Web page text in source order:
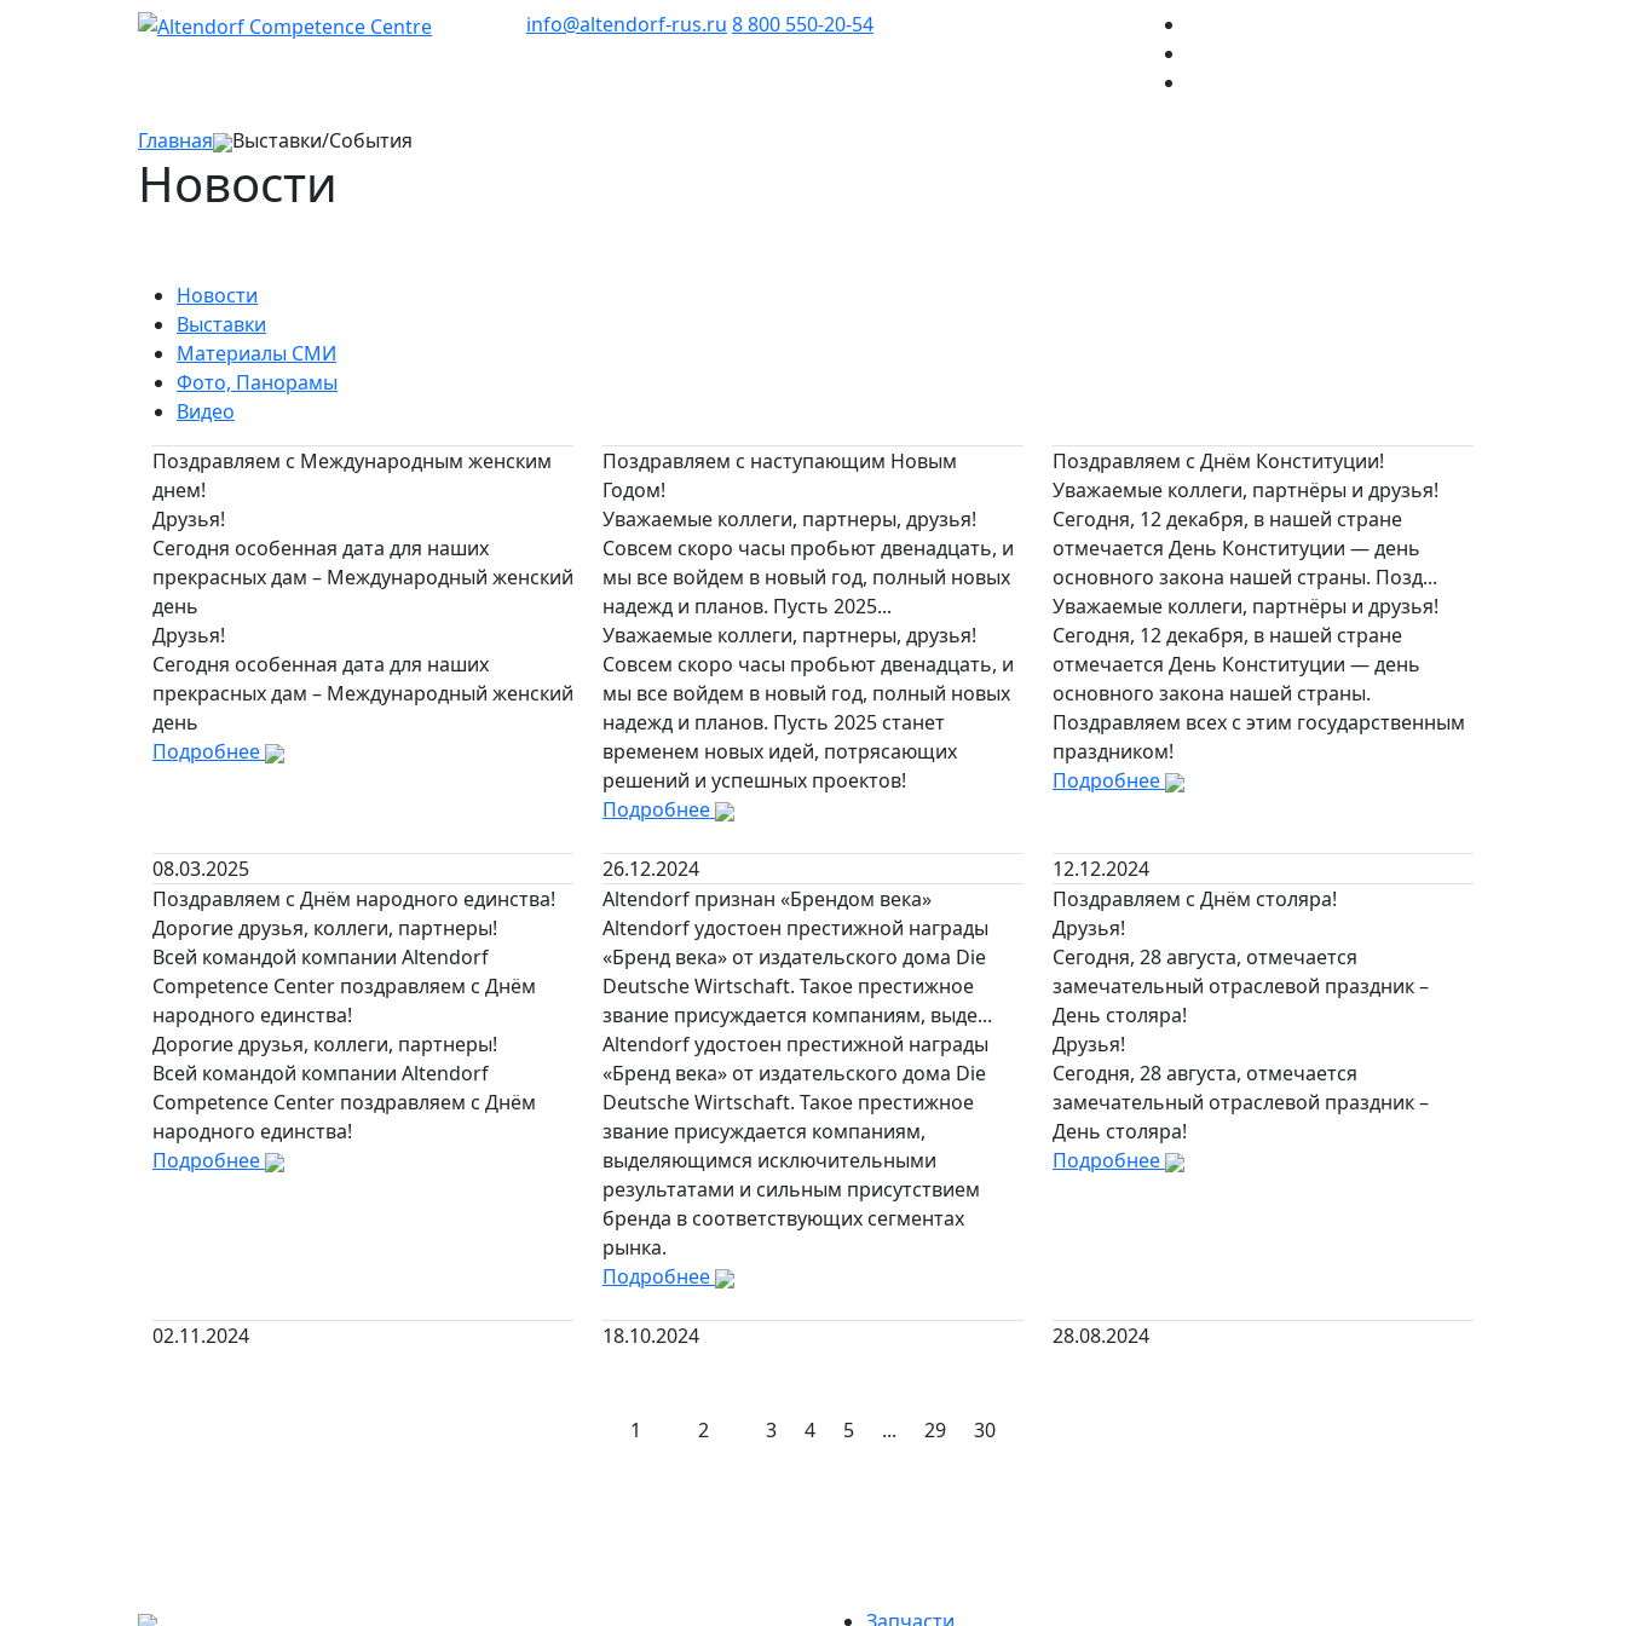
info@altendorf-rus.ru 8 800 550-20-54
Главная Выставки/События
Новости
Новости
Выставки
Материалы СМИ
Фото, Панорамы
Видео
Поздравляем с Международным женским
днем!
Друзья!
Сегодня особенная дата для наших
прекрасных дам – Международный женский
день
Друзья!
Сегодня особенная дата для наших
прекрасных дам – Международный женский
день
Подробнее
08.03.2025
Поздравляем с наступающим Новым
Годом!
Уважаемые коллеги, партнеры, друзья!
Совсем скоро часы пробьют двенадцать, и
мы все войдем в новый год, полный новых
надежд и планов. Пусть 2025...
Уважаемые коллеги, партнеры, друзья!
Совсем скоро часы пробьют двенадцать, и
мы все войдем в новый год, полный новых
надежд и планов. Пусть 2025 станет
временем новых идей, потрясающих
решений и успешных проектов!
Подробнее
26.12.2024
Поздравляем с Днём Конституции!
Уважаемые коллеги, партнёры и друзья!
Сегодня, 12 декабря, в нашей стране
отмечается День Конституции — день
основного закона нашей страны. Позд...
Уважаемые коллеги, партнёры и друзья!
Сегодня, 12 декабря, в нашей стране
отмечается День Конституции — день
основного закона нашей страны.
Поздравляем всех с этим государственным
праздником!
Подробнее
12.12.2024
Поздравляем с Днём народного единства!
Дорогие друзья, коллеги, партнеры!
Всей командой компании Altendorf
Competence Center поздравляем с Днём
народного единства!
Дорогие друзья, коллеги, партнеры!
Всей командой компании Altendorf
Competence Center поздравляем с Днём
народного единства!
Подробнее
02.11.2024
Altendorf признан «Брендом века»
Altendorf удостоен престижной награды
«Бренд века» от издательского дома Die
Deutsche Wirtschaft. Такое престижное
звание присуждается компаниям, выде...
Altendorf удостоен престижной награды
«Бренд века» от издательского дома Die
Deutsche Wirtschaft. Такое престижное
звание присуждается компаниям,
выделяющимся исключительными
результатами и сильным присутствием
бренда в соответствующих сегментах
рынка.
Подробнее
18.10.2024
Поздравляем с Днём столяра!
Друзья!
Сегодня, 28 августа, отмечается
замечательный отраслевой праздник –
День столяра!
Друзья!
Сегодня, 28 августа, отмечается
замечательный отраслевой праздник –
День столяра!
Подробнее
28.08.2024
1 2 3 4 5 ... 29 30